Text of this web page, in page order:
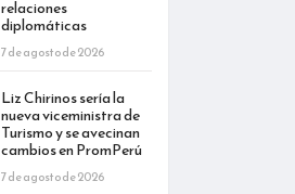
relaciones
diplomáticas
7 de agosto de 2026
Liz Chirinos sería la
nueva viceministra de
Turismo y se avecinan
cambios en PromPerú
7 de agosto de 2026